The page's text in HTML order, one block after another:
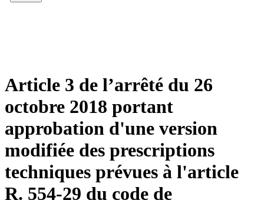
Article 3 de l’arrêté du 26
octobre 2018 portant
approbation d'une version
modifiée des prescriptions
techniques prévues à l'article
R. 554-29 du code de